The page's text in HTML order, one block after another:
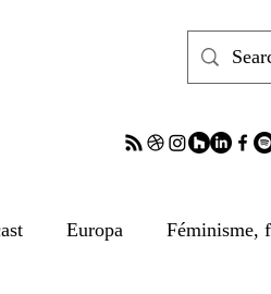
Europa Féminisme,